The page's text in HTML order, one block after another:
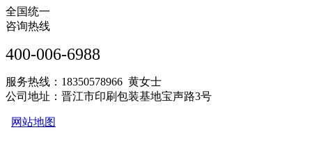
全国统一
咨询热线
400-006-6988
服务热线：18350578966 黄女士
公司地址：晋江市印刷包装基地宝声路3号
网站地图